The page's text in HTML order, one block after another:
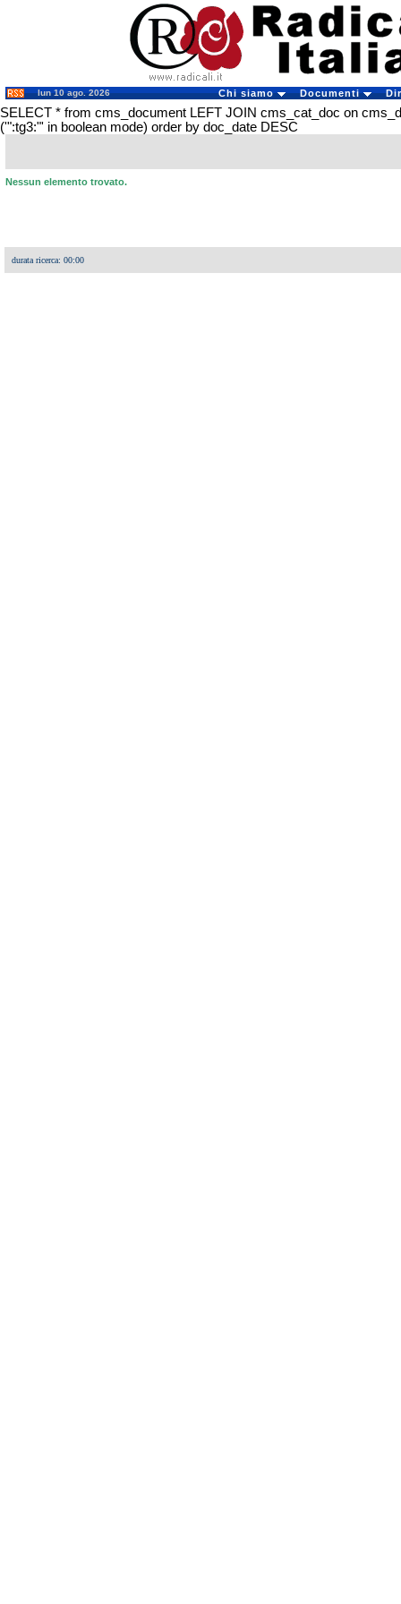
lun 10 ago. 2026 Chi siamo Documenti
SELECT * from cms_document LEFT JOIN cms_cat_doc on
('":tg3:"' in boolean mode) order by doc_date DESC
Nessun elemento trovato.
durata ricerca: 00:00